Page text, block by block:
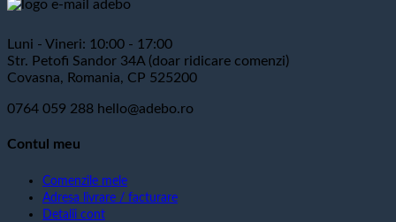
Luni - Vineri: 10:00 - 17:00
Str. Petofi Sandor 34A (doar ridicare comenzi)
Covasna, Romania, CP 525200
0764 059 288 hello@adebo.ro
Contul meu
Comenzile mele
Adresa livrare / facturare
Detalii cont